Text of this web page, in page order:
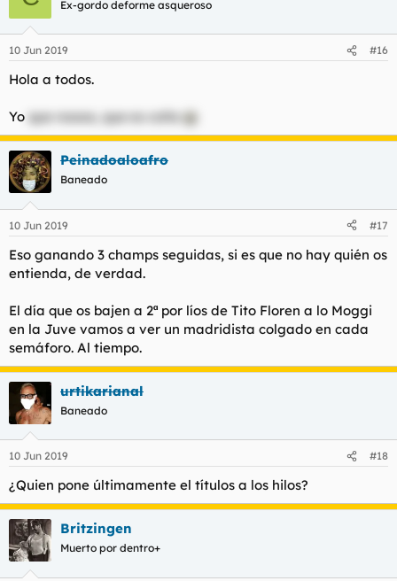
e
:
Ex-gordo deforme asqueroso
10 Jun 2019 #16
Hola a todos.
Yo que noooo, que es coña
Peinadoaloafro
Baneado
10 Jun 2019 #17
Eso ganando 3 champs seguidas, si es que no hay quién os
entienda, de verdad.
El día que os bajen a 2ª por líos de Tito Floren a lo Moggi
en la Juve vamos a ver un madridista colgado en cada
semáforo. Al tiempo.
urtikarianal
Baneado
10 Jun 2019 #18
¿Quien pone últimamente el títulos a los hilos?
Britzingen
Muerto por dentro+